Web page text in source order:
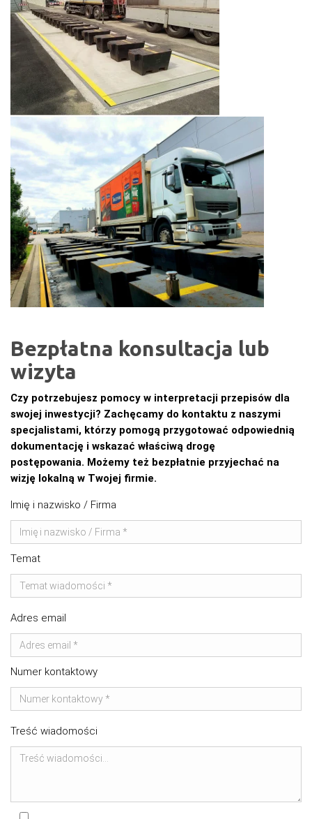
Bezpłatna konsultacja lub
wizyta
Czy potrzebujesz pomocy w interpretacji przepisów dla
swojej inwestycji? Zachęcamy do kontaktu z naszymi
specjalistami, którzy pomogą przygotować odpowiednią
dokumentację i wskazać właściwą drogę
postępowania. Możemy też bezpłatnie przyjechać na
wizję lokalną w Twojej firmie.
Imię i nazwisko / Firma
Temat
Adres email
Numer kontaktowy
Treść wiadomości